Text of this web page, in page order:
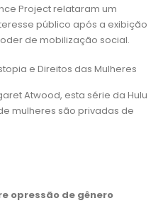
Project relataram um
público após a exibição
de mobilização social.
e Direitos das Mulheres
Atwood, esta série da Hulu
mulheres são privadas de
opressão de gênero